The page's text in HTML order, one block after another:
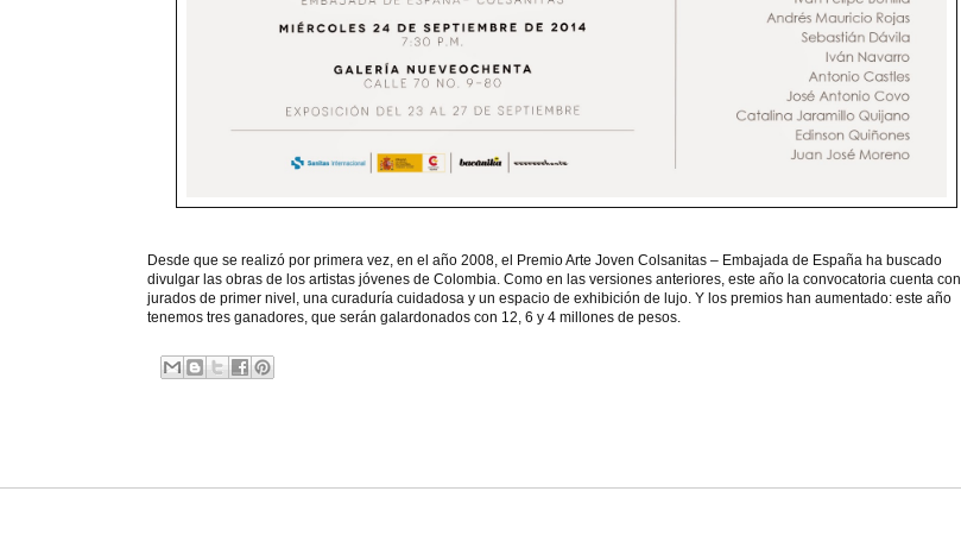
Desde que se realizó por primera vez, en el año 2008, el Premio Arte Joven Colsanitas – Embajada de España ha buscado
divulgar las obras de los artistas jóvenes de Colombia. Como en las versiones anteriores, este año la convocatoria cuenta con
jurados de primer nivel, una curaduría cuidadosa y un espacio de exhibición de lujo. Y los premios han aumentado: este año
tenemos tres ganadores, que serán galardonados con 12, 6 y 4 millones de pesos.